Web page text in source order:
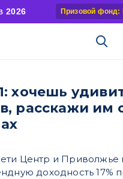
2026 Призовой фонд:
хочешь
расскажи им
Центр и Приволжье
доходность 17%